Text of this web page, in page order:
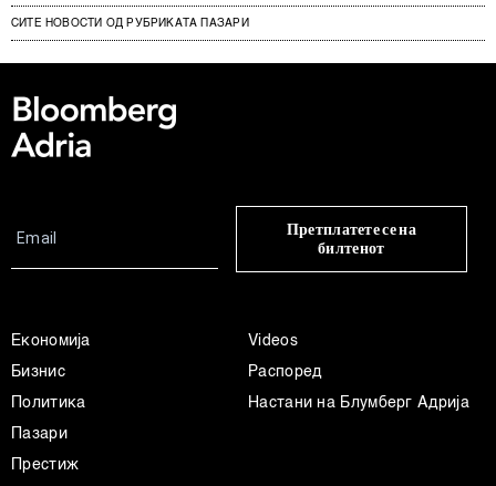
СИТЕ НОВОСТИ ОД РУБРИКАТА ПАЗАРИ
Претплатете се на
билтенот
Економија
Бизнис
Политика
Пазари
Престиж
Videos
Распоред
Настани на Блумберг Адрија